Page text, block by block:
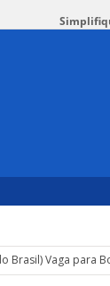
Brasil) Vaga para